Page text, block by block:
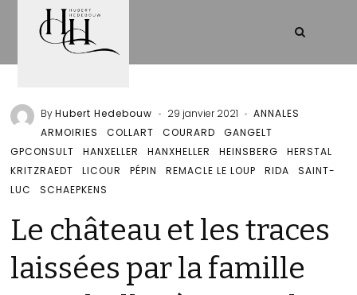
ByHubert Hedebouw 29 janvier 2021
ANNALES
ARMOIRIES
COLLART COURARD
GANGELT
GPCONSULT
HANXELLER HANXHELLER HEINSBERG
HERSTAL
KRITZRAEDT
LICOUR PÉPIN REMACLE LE LOUP RIDA
SAINT-
LUC
SCHAEPKENS
Le château et les traces
laissées par la famille